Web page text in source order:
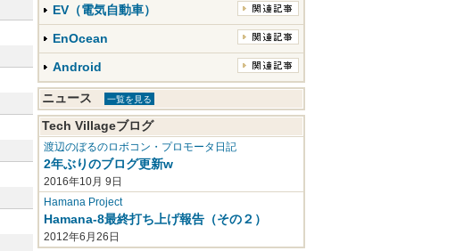
EV（電気自動車）
EnOcean
Android
ニュース 一覧を見る
Tech Villageブログ
渡辺のぼるのロボコン・プロモータ日記
2年ぶりのブログ更新w
2016年10月 9日
Hamana Project
Hamana-8最終打ち上げ報告（その２）
2012年6月26日